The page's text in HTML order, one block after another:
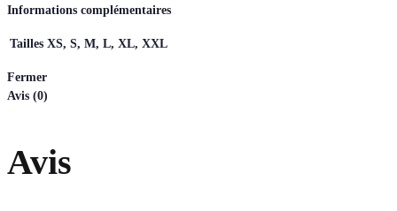
Informations complémentaires
Tailles XS, S, M, L, XL, XXL
Fermer
Avis (0)
Avis